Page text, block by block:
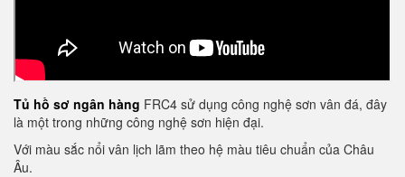
Tủ hồ sơ ngân hàng FRC4 sử dụng công nghệ sơn vân đá, đây
là một trong những công nghệ sơn hiện đại.
Với màu sắc nổi vân lịch lãm theo hệ màu tiêu chuẩn của Châu
Âu.